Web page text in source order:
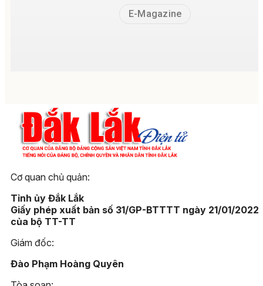
E-Magazine
Cơ quan chủ quản:
Tỉnh ủy Đắk Lắk
Giấy phép xuất bản số 31/GP-BTTTT ngày 21/01/2022
của bộ TT-TT
Giám đốc:
Đào Phạm Hoàng Quyên